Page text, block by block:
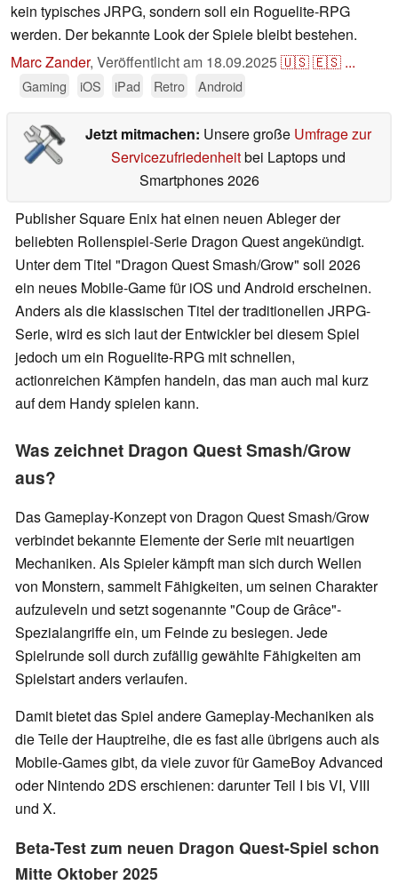
kein typisches JRPG, sondern soll ein Roguelite-RPG
werden. Der bekannte Look der Spiele bleibt bestehen.
Marc Zander, Veröffentlicht am 18.09.2025🇺🇸🇪🇸 ...
Gaming iOS iPad Retro Android
Jetzt mitmachen: Unsere große Umfrage zur
Servicezufriedenheitbei Laptops und
Smartphones 2026
Publisher Square Enix hat einen neuen Ableger der
beliebten Rollenspiel-Serie Dragon Quest angekündigt.
Unter dem Titel "Dragon Quest Smash/Grow" soll 2026
ein neues Mobile-Game für iOS und Android erscheinen.
Anders als die klassischen Titel der traditionellen JRPG-
Serie, wird es sich laut der Entwickler bei diesem Spiel
jedoch um ein Roguelite-RPG mit schnellen,
actionreichen Kämpfen handeln, das man auch mal kurz
auf dem Handy spielen kann.
Was zeichnet Dragon Quest Smash/Grow
aus?
Das Gameplay-Konzept von Dragon Quest Smash/Grow
verbindet bekannte Elemente der Serie mit neuartigen
Mechaniken. Als Spieler kämpft man sich durch Wellen
von Monstern, sammelt Fähigkeiten, um seinen Charakter
aufzuleveln und setzt sogenannte "Coup de Grâce"-
Spezialangriffe ein, um Feinde zu besiegen. Jede
Spielrunde soll durch zufällig gewählte Fähigkeiten am
Spielstart anders verlaufen.
Damit bietet das Spiel andere Gameplay-Mechaniken als
die Teile der Hauptreihe, die es fast alle übrigens auch als
Mobile-Games gibt, da viele zuvor für GameBoy Advanced
oder Nintendo 2DS erschienen: darunter Teil I bis VI, VIII
und X.
Beta-Test zum neuen Dragon Quest-Spiel schon
Mitte Oktober 2025